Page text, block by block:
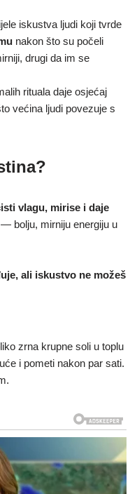
iskustva ljudi koji tvrde
nakon što su počeli
drugi da im se
rituala daje osjećaj
većina ljudi povezuje s
vlagu, mirise i daje
bolju, mirniju energiju u
ali iskustvo ne možeš
zrna krupne soli u toplu
i pometi nakon par sati.